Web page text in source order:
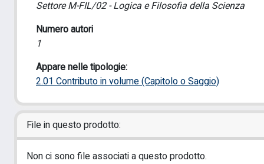
Settore M-FIL/02 - Logica e Filosofia della Scienza
Numero autori
1
Appare nelle tipologie:
2.01 Contributo in volume (Capitolo o Saggio)
File in questo prodotto:
Non ci sono file associati a questo prodotto.